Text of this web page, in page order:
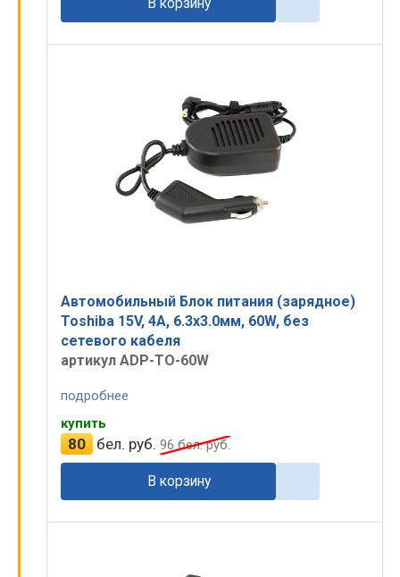
Автомобильный Блок питания (зарядное)
Toshiba 15V, 4A, 6.3x3.0мм, 60W, без
сетевого кабеля
артикул ADP-TO-60W
подробнее
купить
80 бел. руб. 96бел. руб.
В корзину